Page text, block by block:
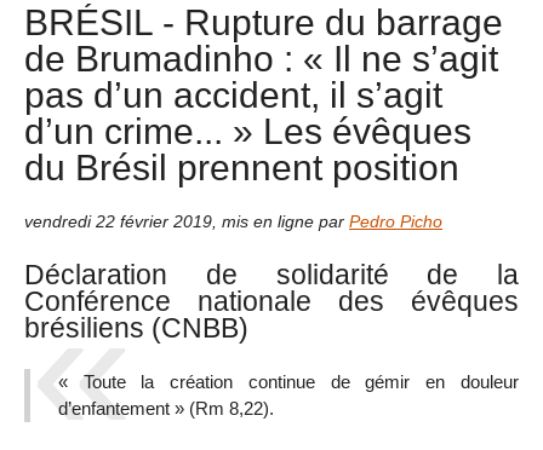
BRÉSIL - Rupture du barrage
de Brumadinho : « Il ne s’agit
pas d’un accident, il s’agit
d’un crime... » Les évêques
du Brésil prennent position
vendredi 22 février 2019 mis en ligne par Pedro Picho
Déclaration de solidarité de la
Conférence nationale des évêques
brésiliens (CNBB)
« Toute la création continue de gémir en douleur
d’enfantement » (Rm 8,22).